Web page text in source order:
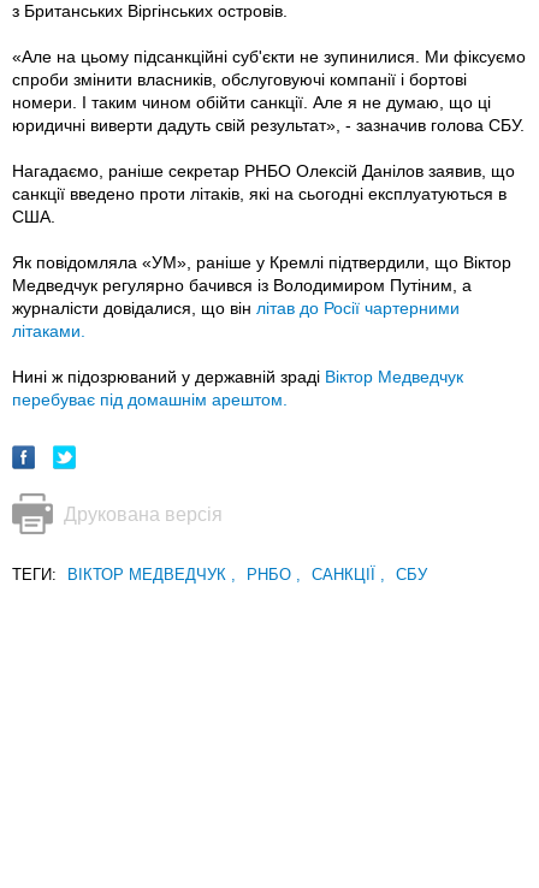
з Британських Віргінських островів.
«Але на цьому підсанкційні суб'єкти не зупинилися. Ми фіксуємо
спроби змінити власників, обслуговуючі компанії і бортові
номери. І таким чином обійти санкції. Але я не думаю, що ці
юридичні виверти дадуть свій результат», - зазначив голова СБУ.
Нагадаємо, раніше секретар РНБО Олексій Данілов заявив, що
санкції введено проти літаків, які на сьогодні експлуатуються в
США.
Як повідомляла «УМ», раніше у Кремлі підтвердили, що Віктор
Медведчук регулярно бачився із Володимиром Путіним, а
журналісти довідалися, що він літав до Росії чартерними
літаками.
Нині ж підозрюваний у державній зраді Віктор Медведчук
перебуває під домашнім арештом.
Друкована версія
ТЕГИ: ВІКТОР МЕДВЕДЧУК , РНБО , САНКЦІЇ , СБУ